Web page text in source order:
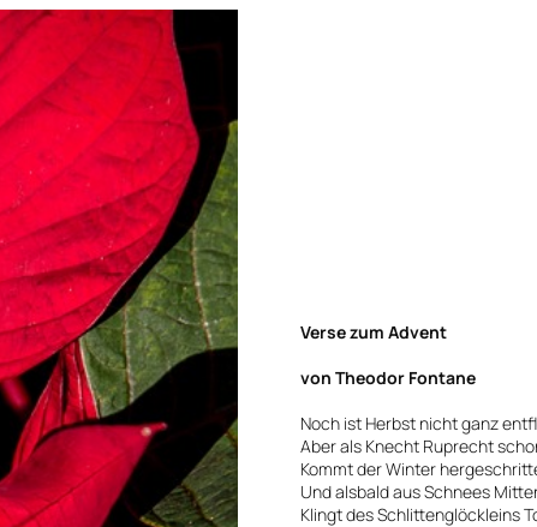
Verse zum Advent
von Theodor Fontane
Noch ist Herbst nicht ganz
Aber als Knecht Ruprecht
Kommt der Winter
Und alsbald aus Schnees
Klingt des Schlittenglöckleins